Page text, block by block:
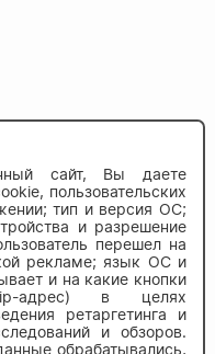
сайт, Вы даете
пользовательских
тип и версия ОС;
и разрешение
перешел на
рекламе; язык ОС и
и на какие кнопки
ip-адрес) в целях
ретаргетинга и
и обзоров.
обрабатывались,